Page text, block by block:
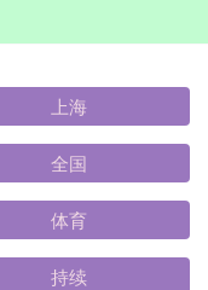
上海
全国
体育
持续